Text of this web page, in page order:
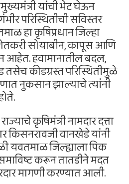
यांची भेट घेऊन
परिस्थितीची सविस्तर
हा कृषिप्रधान जिल्हा
सोयाबीन, कापूस आणि
आहेत. हवामानातील बदल,
तसेच कीडग्रस्त परिस्थितीमुळे
नुकसान झाल्याचे त्यांनी
कृषिमंत्री नामदार दत्ता
किसनरावजी वानखेडे यांनी
यवतमाळ जिल्ह्याला पिक
करून तातडीने मदत
मागणी करण्यात आली.